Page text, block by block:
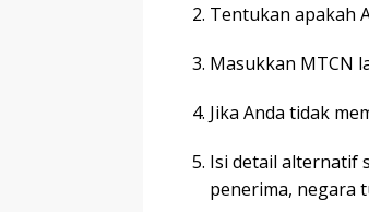
Tentukan apakah
Masukkan MTCN
Jika Anda tidak
Isi detail alternatif
penerima, negara